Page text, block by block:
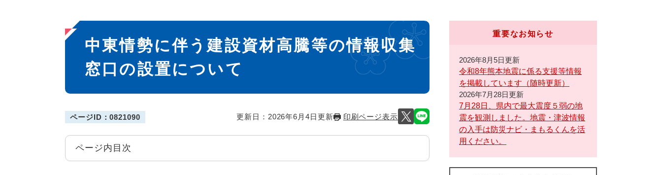
本
文
中東情勢に伴う建設資材高騰等の情報収集
窓口の設置について
ページID：0821090 更新日：2026年6月4日更新 印刷ページ表示
ページ内目次
重要なお知らせ
2026年8月5日更新
令和8年熊本地震に係る支援等情報
を掲載しています（随時更新）
2026年7月28日更新
7月28日、県内で最大震度５弱の地
震を観測しました。地震・津波情報
の入手は防災ナビ・まもるくんを活
用ください。